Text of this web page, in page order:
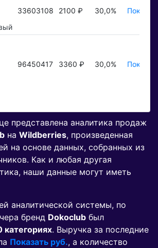
33603108 2100 ₽ 30,0%
96450417 3360 ₽ 30,0%
представлена аналитика продаж
на Wildberries, произведенная
на основе данных, собранных из
Как и любая другая
наши данные могут иметь
аналитической системы, по
бренд Dokoclub был
категориях. Выручка за последние
Показать руб., а количество